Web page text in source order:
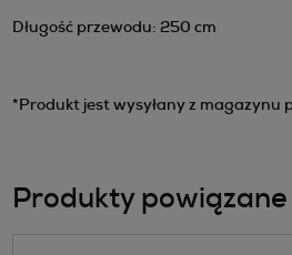
Długość przewodu: 250 cm
*Produkt jest wysyłany z magazynu
Produkty powiązane